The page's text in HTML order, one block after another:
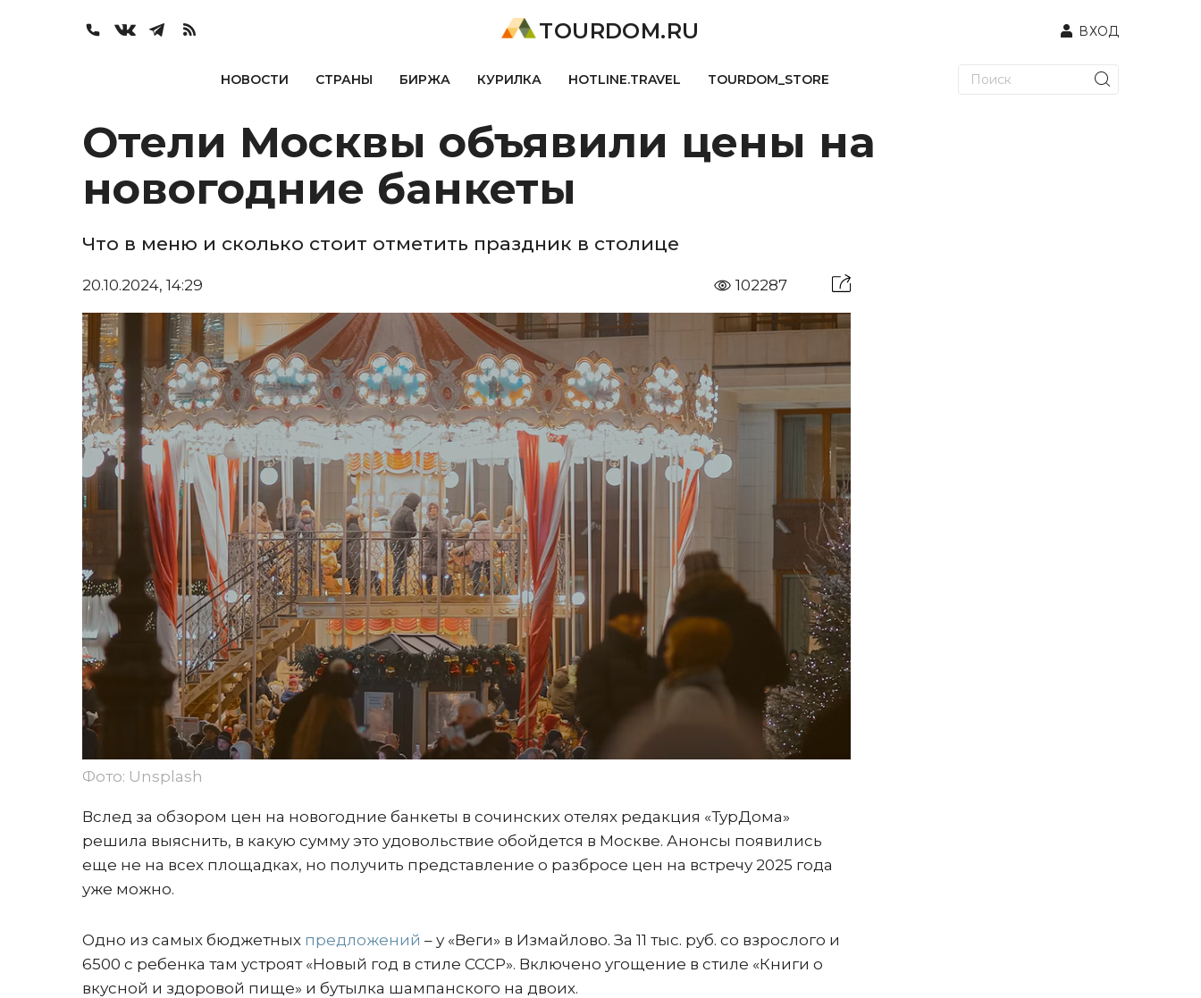
TOURDOM.RU ВХОД
НОВОСТИ СТРАНЫ БИРЖА КУРИЛКА HOTLINE.TRAVEL TOURDOM_STORE
Отели Москвы объявили цены на
новогодние банкеты
Что в меню и сколько стоит отметить праздник в столице
20.10.2024, 14:29 102287
Фото: Unsplash
Вслед за обзором цен на новогодние банкеты в сочинских отелях редакция «ТурДома»
решила выяснить, в какую сумму это удовольствие обойдется в Москве. Анонсы появились
еще не на всех площадках, но получить представление о разбросе цен на встречу 2025 года
уже можно.
Одно из самых бюджетных предложений – у «Веги» в Измайлово. За 11 тыс. руб. со взрослого и
6500 с ребенка там устроят «Новый год в стиле СССР». Включено угощение в стиле «Книги о
вкусной и здоровой пище» и бутылка шампанского на двоих.